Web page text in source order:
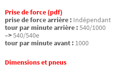
Prise de force (pdf)
prise de force arrière : Indépendant
tour par minute arrière :540/1000
–>540/540e
tour par minute avant : 1000
Dimensions et pneus